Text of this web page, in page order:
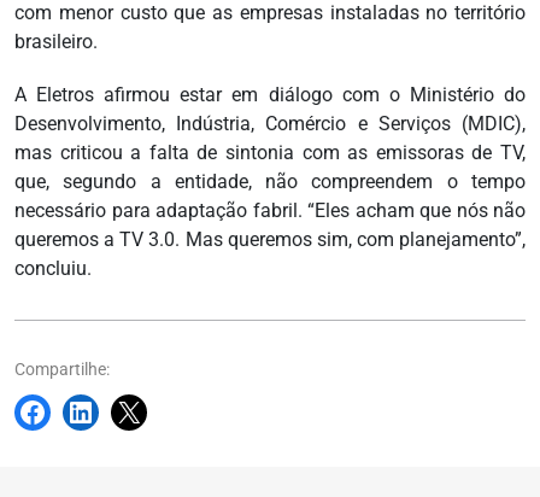
com menor custo que as empresas instaladas no território
brasileiro.
A Eletros afirmou estar em diálogo com o Ministério do
Desenvolvimento, Indústria, Comércio e Serviços (MDIC),
mas criticou a falta de sintonia com as emissoras de TV,
que, segundo a entidade, não compreendem o tempo
necessário para adaptação fabril. “Eles acham que nós não
queremos a TV 3.0. Mas queremos sim, com planejamento”,
concluiu.
Compartilhe: